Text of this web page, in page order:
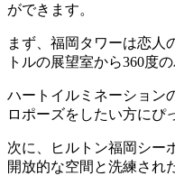
ができます。
まず、福岡タワーは恋人
トルの展望室から360度
ハートイルミネーション
ロポーズをしたい方にぴ
次に、ヒルトン福岡シー
開放的な空間と洗練され